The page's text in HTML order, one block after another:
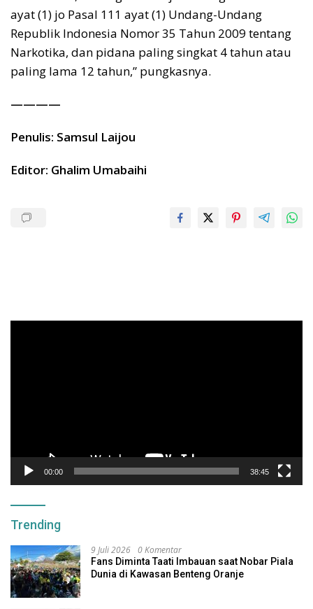
ayat (1) jo Pasal 111 ayat (1) Undang-Undang
Republik Indonesia Nomor 35 Tahun 2009 tentang
Narkotika, dan pidana paling singkat 4 tahun atau
paling lama 12 tahun,” pungkasnya.
————
Penulis: Samsul Laijou
Editor: Ghalim Umabaihi
00:00 38:45
Trending
9 Juli 2026 0 Komentar
Fans Diminta Taati Imbauan saat Nobar Piala
Dunia di Kawasan Benteng Oranje